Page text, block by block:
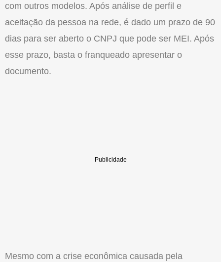
com outros modelos. Após análise de perfil e
aceitação da pessoa na rede, é dado um prazo de 90
dias para ser aberto o CNPJ que pode ser MEI. Após
esse prazo, basta o franqueado apresentar o
documento.
Mesmo com a crise econômica causada pela